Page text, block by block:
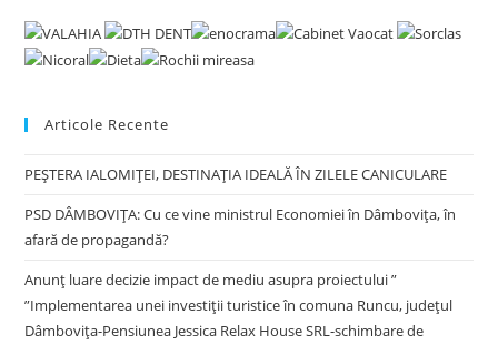
Articole Recente
PEȘTERA IALOMIȚEI, DESTINAȚIA IDEALĂ ÎN ZILELE CANICULARE
PSD DÂMBOVIȚA: Cu ce vine ministrul Economiei în Dâmbovița, în
afară de propagandă?
Anunț luare decizie impact de mediu asupra proiectului ”
”Implementarea unei investiții turistice în comuna Runcu, județul
Dâmbovița-Pensiunea Jessica Relax House SRL-schimbare de